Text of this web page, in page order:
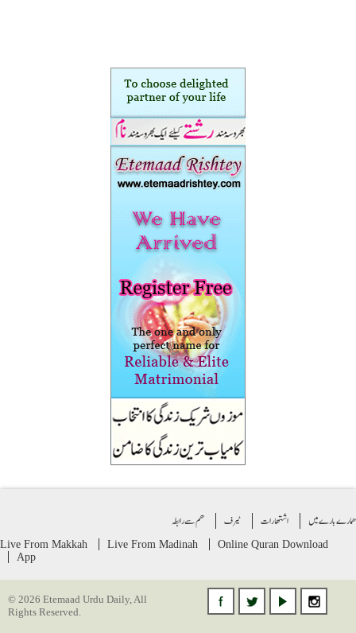
بارے میں اشتهارات ٹیرف ھم سے رابطہ
Live From Makkah Live From Madinah Online Quran Download
App
© 2026 Etemaad Urdu Daily, All
Rights Reserved.